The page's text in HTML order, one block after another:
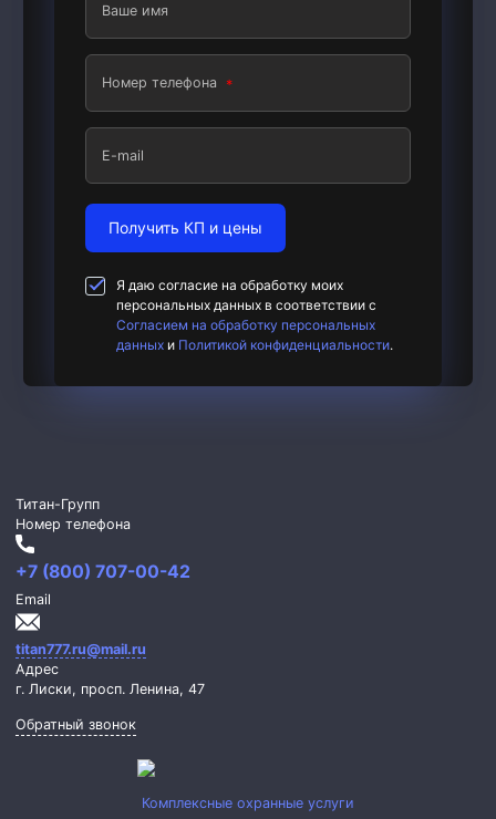
Ваше имя
Номер телефона
E-mail
Получить КП и цены
Я даю согласие на обработку моих
персональных данных в соответствии с
Согласием на обработку персональных
данных и Политикой конфиденциальности.
Комплексные охранные услуги
Титан-Групп
Номер телефона
+7 (800) 707-00-42
Email
titan777.ru@mail.ru
Адрес
г. Лиски, просп. Ленина, 47
Обратный звонок